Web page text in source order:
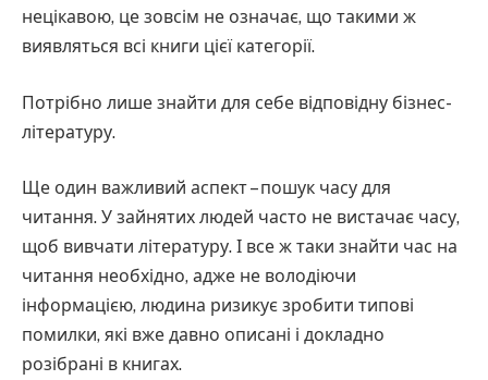
нецікавою, це зовсім не означає, що такими ж
виявляться всі книги цієї категорії.
Потрібно лише знайти для себе відповідну бізнес-
літературу.
Ще один важливий аспект – пошук часу для
читання. У зайнятих людей часто не вистачає часу,
щоб вивчати літературу. І все ж таки знайти час на
читання необхідно, адже не володіючи
інформацією, людина ризикує зробити типові
помилки, які вже давно описані і докладно
розібрані в книгах.